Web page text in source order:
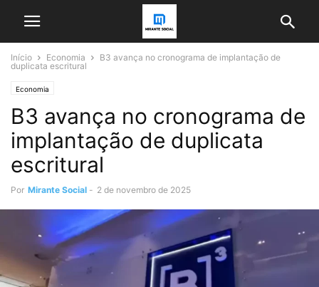
Início Economia
B3 avança no cronograma de implantação de
duplicata escritural
Economia
B3 avança no cronograma de
implantação de duplicata
escritural
Por Mirante Social - 2 de novembro de 2025